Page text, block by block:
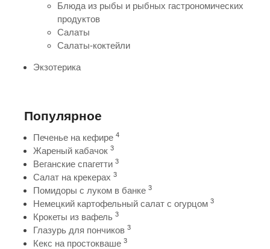
Блюда из рыбы и рыбных гастрономических
продуктов
Салаты
Салаты-коктейли
Экзотерика
Популярное
Печенье на кефире 4
Жареный кабачок 3
Веганские спагетти 3
Салат на крекерах 3
Помидоры с луком в банке 3
Немецкий картофельный салат с огурцом 3
Крокеты из вафель 3
Глазурь для пончиков 3
Кекс на простокваше 3